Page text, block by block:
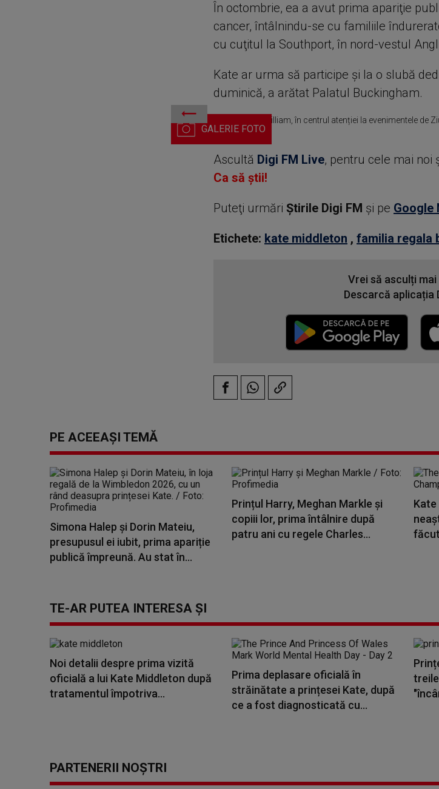
În octombrie, ea a avut prima apariţie
cancer, întâlnindu-se cu familiile
cu cuţitul la Southport, în nord-vestul
Kate ar urma să participe şi la o slubă
duminică, a arătat Palatul Buckingham.
Kate Middleton și prințul William, în centrul atenției la evenimentele de
Ascultă Digi FM Live, pentru cele mai noi
Ca să știi!
Puteţi urmări Știrile Digi FM şi pe Google
Etichete: kate middleton , familia regala
Vrei să asculți mai
Descarcă aplicația
PE ACEEAȘI TEMĂ
Simona Halep și Dorin Mateiu,
presupusul ei iubit, prima apariție
publică împreună. Au stat în...
Prințul Harry, Meghan Markle și
copiii lor, prima întâlnire după
patru ani cu regele Charles...
TE-AR PUTEA INTERESA ȘI
Noi detalii despre prima vizită
oficială a lui Kate Middleton după
tratamentul împotriva...
Prima deplasare oficială în
străinătate a prințesei Kate, după
ce a fost diagnosticată cu...
PARTENERII NOȘTRI